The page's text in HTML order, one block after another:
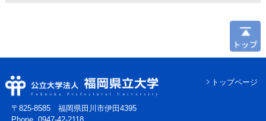
〒825-8585 福岡県田川市伊田4395
トップページ